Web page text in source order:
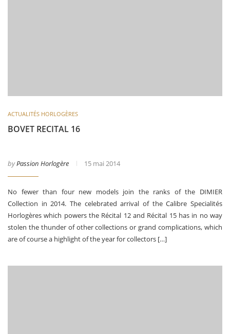
ACTUALITÉS HORLOGÈRES
BOVET RECITAL 16
byPassion Horlogère 15 mai 2014
No fewer than four new models join the ranks of the DIMIER
Collection in 2014. The celebrated arrival of the Calibre Specialités
Horlogères which powers the Récital 12 and Récital 15 has in no way
stolen the thunder of other collections or grand complications, which
are of course a highlight of the year for collectors […]